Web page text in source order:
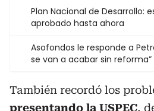
Plan Nacional de Desarrollo:
aprobado hasta ahora
Asofondos le responde a
se van a acabar sin reforma”
También recordó los
presentando la USPEC,